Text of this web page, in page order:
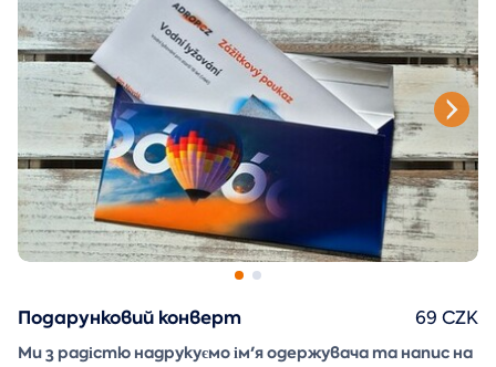
Подарунковий конверт
Ми з радістю надрукуємо ім'я одержувача та напис на
69 CZK